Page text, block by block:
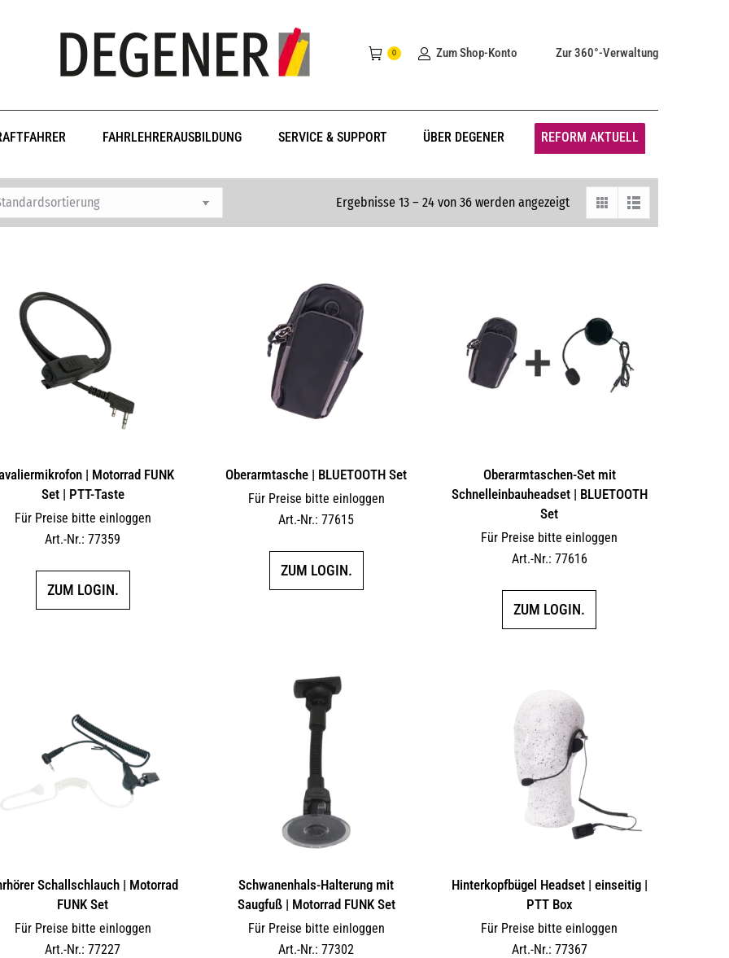
0 Zum Shop-Konto Zur 360°-Verwaltung
FAHRLEHRERAUSBILDUNG SERVICE & SUPPORT ÜBER DEGENER REFORM AKTUELL
Ergebnisse 13 – 24 von 36 werden angezeigt
| Motorrad FUNK
Set | PTT-Taste
Für Preise bitte einloggen
Art.-Nr.: 77359
ZUM LOGIN.
Oberarmtasche | BLUETOOTH Set
Für Preise bitte einloggen
Art.-Nr.: 77615
ZUM LOGIN.
Oberarmtaschen-Set mit
Schnelleinbauheadset | BLUETOOTH
Set
Für Preise bitte einloggen
Art.-Nr.: 77616
ZUM LOGIN.
Schallschlauch | Motorrad
FUNK Set
Für Preise bitte einloggen
Art.-Nr.: 77227
Schwanenhals-Halterung mit
Saugfuß | Motorrad FUNK Set
Für Preise bitte einloggen
Art.-Nr.: 77302
Hinterkopfbügel Headset | einseitig |
PTT Box
Für Preise bitte einloggen
Art.-Nr.: 77367